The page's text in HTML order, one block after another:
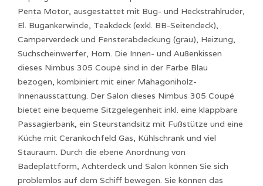
Penta Motor, ausgestattet mit Bug- und Heckstrahlruder,
El. Bugankerwinde, Teakdeck (exkl. BB-Seitendeck),
Camperverdeck und Fensterabdeckung (grau), Heizung,
Suchscheinwerfer, Horn. Die Innen- und Außenkissen
dieses Nimbus 305 Coupé sind in der Farbe Blau
bezogen, kombiniert mit einer Mahagoniholz-
Innenausstattung. Der Salon dieses Nimbus 305 Coupé
bietet eine bequeme Sitzgelegenheit inkl. eine klappbare
Passagierbank, ein Steurstandsitz mit Fußstütze und eine
Küche mit Cerankochfeld Gas, Kühlschrank und viel
Stauraum. Durch die ebene Anordnung von
Badeplattform, Achterdeck und Salon können Sie sich
problemlos auf dem Schiff bewegen. Sie können das